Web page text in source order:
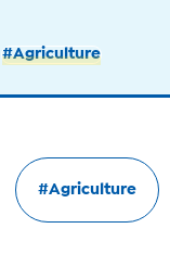
#Agriculture
#Agriculture